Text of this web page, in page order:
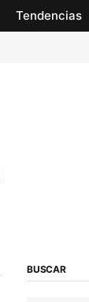
Tendencias
BUSCAR